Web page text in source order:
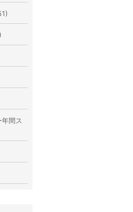
間ス